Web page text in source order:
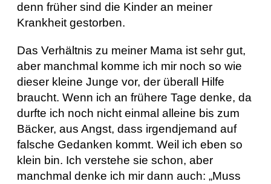
denn früher sind die Kinder an meiner
Krankheit gestorben.
Das Verhältnis zu meiner Mama ist sehr gut,
aber manchmal komme ich mir noch so wie
dieser kleine Junge vor, der überall Hilfe
braucht. Wenn ich an frühere Tage denke, da
durfte ich noch nicht einmal alleine bis zum
Bäcker, aus Angst, dass irgendjemand auf
falsche Gedanken kommt. Weil ich eben so
klein bin. Ich verstehe sie schon, aber
manchmal denke ich mir dann auch: „Muss